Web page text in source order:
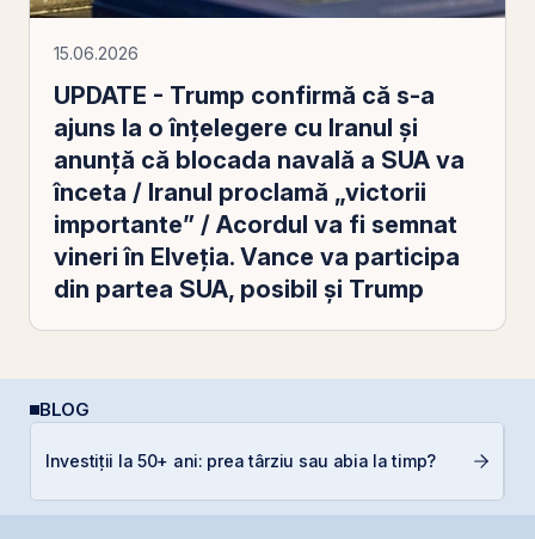
15.06.2026
UPDATE - Trump confirmă că s-a
ajuns la o înţelegere cu Iranul şi
anunţă că blocada navală a SUA va
înceta / Iranul proclamă „victorii
importante” / Acordul va fi semnat
vineri în Elveţia. Vance va participa
din partea SUA, posibil şi Trump
BLOG
Investiții la 50+ ani: prea târziu sau abia la timp?